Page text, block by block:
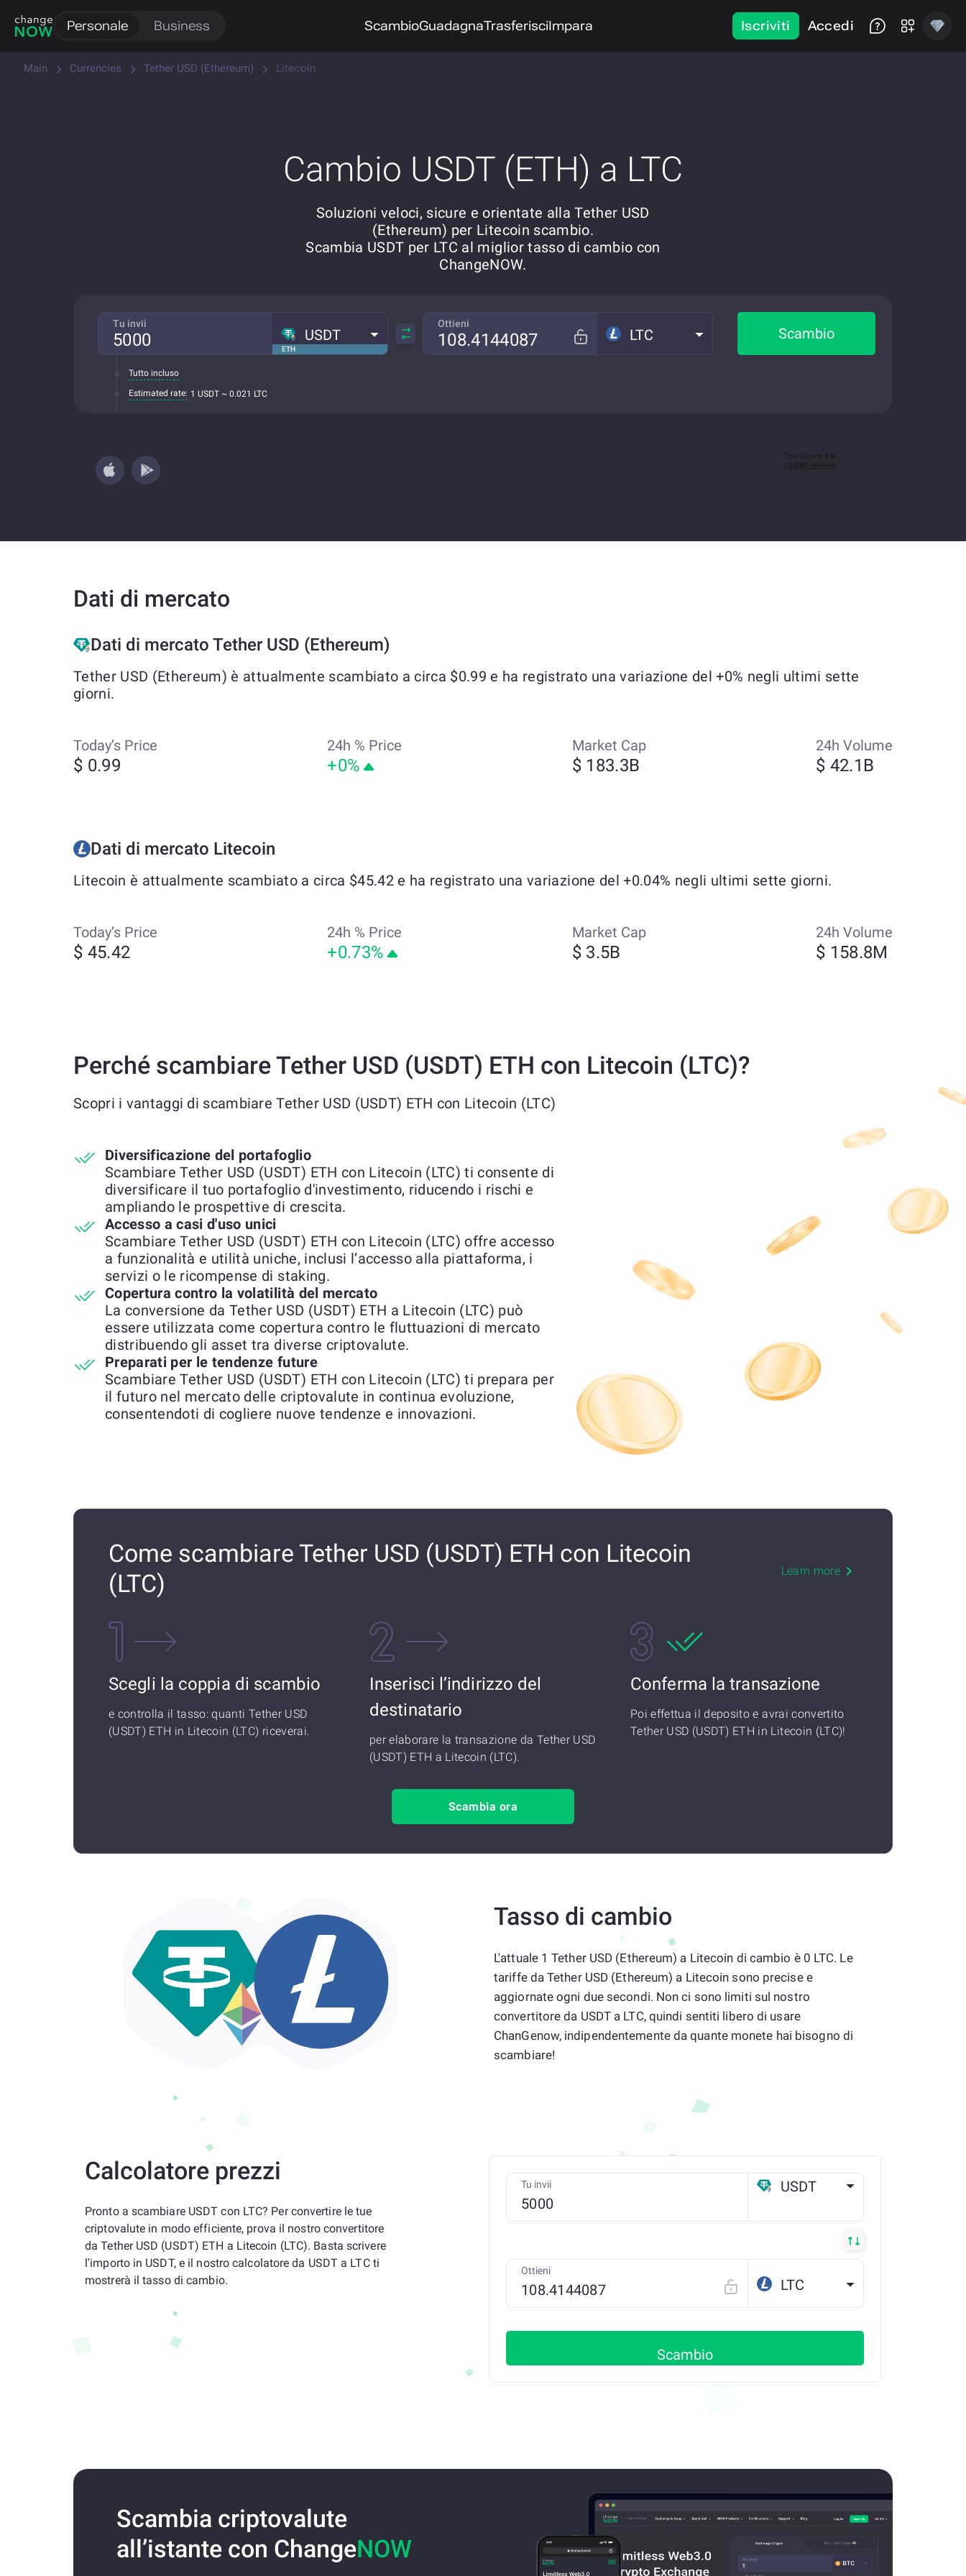
Personale Business ScambioGuadagnaTrasferisciImpara Iscriviti Accedi
Main Currencies Tether USD (Ethereum) Litecoin
Cambio USDT (ETH) a LTC
Soluzioni veloci, sicure e orientate alla Tether USD
(Ethereum) per Litecoin scambio.
Scambia USDT per LTC al miglior tasso di cambio con
ChangeNOW.
Tu invii
ETH
USDT
Tutto incluso
Estimated rate: 1 USDT ~ 0.021 LTC
Ottieni
LTC Scambio
Dati di mercato
Dati di mercato Tether USD (Ethereum)
Tether USD (Ethereum) è attualmente scambiato a circa $0.99 e ha registrato una variazione del +0% negli ultimi sette
giorni.
Today’s Price
$ 0.99
24h % Price
+0%
Market Cap
$ 183.3B
24h Volume
$ 42.1B
Dati di mercato Litecoin
Litecoin è attualmente scambiato a circa $45.42 e ha registrato una variazione del +0.04% negli ultimi sette giorni.
Today’s Price
$ 45.42
24h % Price
+0.73%
Market Cap
$ 3.5B
24h Volume
$ 158.8M
Perché scambiare Tether USD (USDT) ETH con Litecoin (LTC)?
Scopri i vantaggi di scambiare Tether USD (USDT) ETH con Litecoin (LTC)
Diversificazione del portafoglio
Scambiare Tether USD (USDT) ETH con Litecoin (LTC) ti consente di
diversificare il tuo portafoglio d'investimento, riducendo i rischi e
ampliando le prospettive di crescita.
Accesso a casi d'uso unici
Scambiare Tether USD (USDT) ETH con Litecoin (LTC) offre accesso
a funzionalità e utilità uniche, inclusi l’accesso alla piattaforma, i
servizi o le ricompense di staking.
Copertura contro la volatilità del mercato
La conversione da Tether USD (USDT) ETH a Litecoin (LTC) può
essere utilizzata come copertura contro le fluttuazioni di mercato
distribuendo gli asset tra diverse criptovalute.
Preparati per le tendenze future
Scambiare Tether USD (USDT) ETH con Litecoin (LTC) ti prepara per
il futuro nel mercato delle criptovalute in continua evoluzione,
consentendoti di cogliere nuove tendenze e innovazioni.
Come scambiare Tether USD (USDT) ETH con Litecoin
(LTC)
Learn more
Scegli la coppia di scambio
e controlla il tasso: quanti Tether USD
(USDT) ETH in Litecoin (LTC) riceverai.
Inserisci l’indirizzo del
destinatario
per elaborare la transazione da Tether USD
(USDT) ETH a Litecoin (LTC).
Conferma la transazione
Poi effettua il deposito e avrai convertito
Tether USD (USDT) ETH in Litecoin (LTC)!
Scambia ora
Tasso di cambio
L'attuale 1 Tether USD (Ethereum) a Litecoin di cambio è 0 LTC. Le
tariffe da Tether USD (Ethereum) a Litecoin sono precise e
aggiornate ogni due secondi. Non ci sono limiti sul nostro
convertitore da USDT a LTC, quindi sentiti libero di usare
ChanGenow, indipendentemente da quante monete hai bisogno di
scambiare!
Calcolatore prezzi
Pronto a scambiare USDT con LTC? Per convertire le tue
criptovalute in modo efficiente, prova il nostro convertitore
da Tether USD (USDT) ETH a Litecoin (LTC). Basta scrivere
l'importo in USDT, e il nostro calcolatore da USDT a LTC ti
mostrerà il tasso di cambio.
Tu invii USDT
Ottieni
LTC
Scambio
Scambia criptovalute
all’istante con ChangeNOW